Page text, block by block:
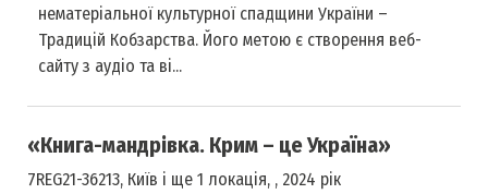
нематеріальної культурної спадщини України –
Традицій Кобзарства. Його метою є створення веб-
сайту з аудіо та ві...
«Книга-мандрівка. Крим – це Україна»
7REG21-36213, Київ і ще 1 локація, , 2024 рік